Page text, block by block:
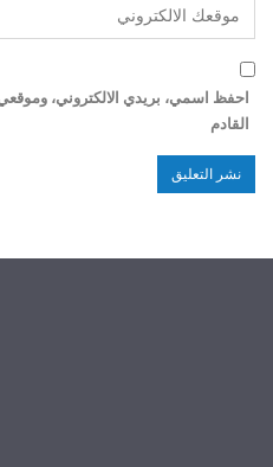
احفظ اسمي، بريدي الالكتروني،
القادم